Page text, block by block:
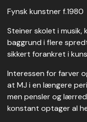
Fynsk kunstner f.1980
Steiner skolet i musik,
baggrund i flere
sikkert forankret i
Interessen for farver
at MJ i en længere
men pensler og
konstant optager al